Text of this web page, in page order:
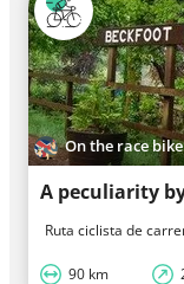
On the race
A peculiarity
Ruta ciclista de
90 km